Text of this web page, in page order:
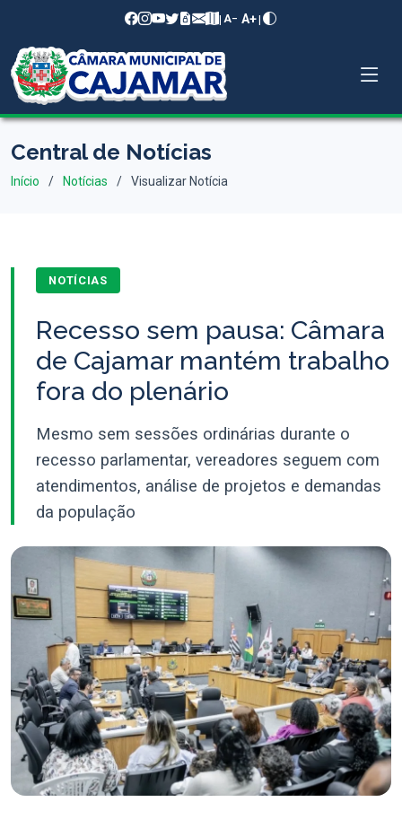
| A− A+|
Central de Notícias
Início Notícias Visualizar Notícia
NOTÍCIAS
Recesso sem pausa: Câmara
de Cajamar mantém trabalho
fora do plenário
Mesmo sem sessões ordinárias durante o
recesso parlamentar, vereadores seguem com
atendimentos, análise de projetos e demandas
da população